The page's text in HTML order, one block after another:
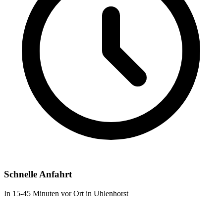
Schnelle Anfahrt
In 15-45 Minuten vor Ort in Uhlenhorst